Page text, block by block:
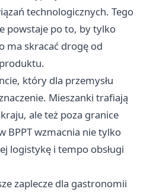
technologicznych. Tego
powstaje po to, by tylko
ma skracać drogę od
który dla przemysłu
Mieszanki trafiają
ale też poza granice
BPPT wzmacnia nie tylko
logistykę i tempo obsługi
zaplecze dla gastronomii